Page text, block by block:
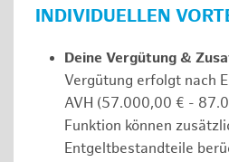
INDIVIDUELLEN
Deine Vergütung &
Vergütung erfolgt nach
AVH (57.000,00 € -
Funktion können
Entgeltbestandteile